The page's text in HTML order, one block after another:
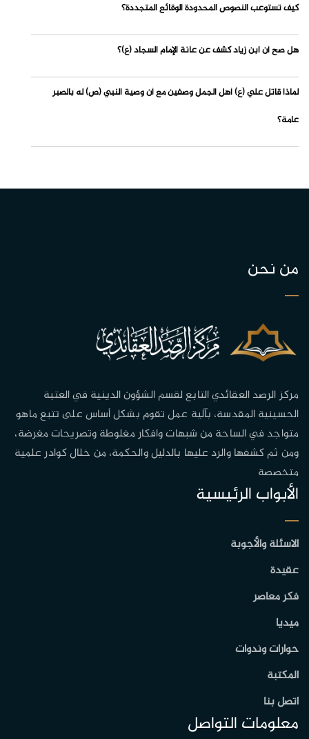
كيف تستوعب النصوص المحدودة الوقائع المتجددة؟
هل صح أن ابن زياد كشف عن عانة الإمام السجاد (ع)؟
لماذا قاتل علي (ع) أهل الجمل وصفين مع أن وصية النبي (ص) له بالصبر
عامة؟
من نحن
مركز الرصد العقائدي التابع لقسم الشؤون الدينية في العتبة
الحسينية المقدسة، بآلية عمل تقوم بشكل أساس على تتبع ماهو
متواجد في الساحة من شبهات وافكار مغلوطة وتصريحات مغرضة،
ومن ثم كشفها والرد عليها بالدليل والحكمة، من خلال كوادر علمية
متخصصة
الأبواب الرئيسية
الاسئلة والأجوبة
عقيدة
فكر معاصر
ميديا
حوارات وندوات
المكتبة
اتصل بنا
معلومات التواصل